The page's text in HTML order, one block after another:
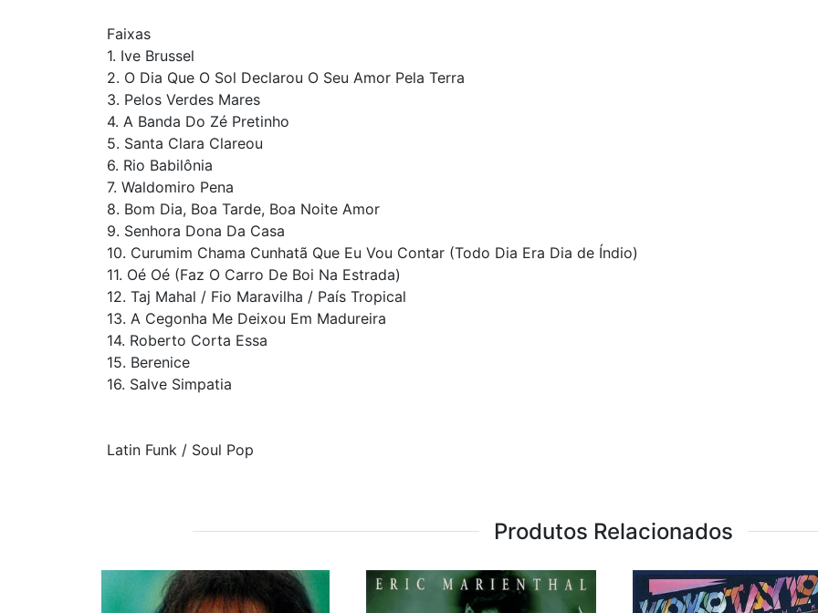
Faixas
1. Ive Brussel
2. O Dia Que O Sol Declarou O Seu Amor Pela Terra
3. Pelos Verdes Mares
4. A Banda Do Zé Pretinho
5. Santa Clara Clareou
6. Rio Babilônia
7. Waldomiro Pena
8. Bom Dia, Boa Tarde, Boa Noite Amor
9. Senhora Dona Da Casa
10. Curumim Chama Cunhatã Que Eu Vou Contar (Todo Dia Era Dia de Índio)
11. Oé Oé (Faz O Carro De Boi Na Estrada)
12. Taj Mahal / Fio Maravilha / País Tropical
13. A Cegonha Me Deixou Em Madureira
14. Roberto Corta Essa
15. Berenice
16. Salve Simpatia
Latin Funk / Soul Pop
Produtos Relacionados